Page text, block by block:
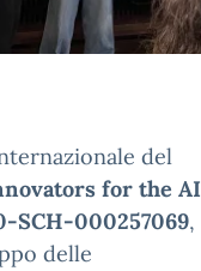
del
for the AI
SCH-000257069,
delle